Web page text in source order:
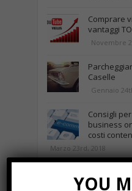
Comprare
vantaggi
Novembre
Caselle
Gennaio
Consigli
business
costi
Marzo 23rd, 2018
YOU